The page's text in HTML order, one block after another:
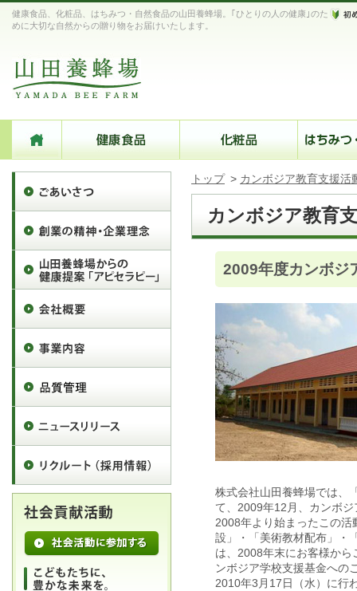
健康食品、化粧品、はちみつ・自然食品の山田養蜂場。｢ひとりの人の健康｣のた
めに大切な自然からの贈り物をお届けいたします。
トップ > カンボジア教育支援活
カンボジア教育
2009年度カンボジ
株式会社山田養蜂場では
て、2009年12月、カンボ
2008年より始まったこの
設」・「美術教材配布」・
は、2008年末にお客様か
ンボジア学校支援基金への
2010年3月17日（水）に行